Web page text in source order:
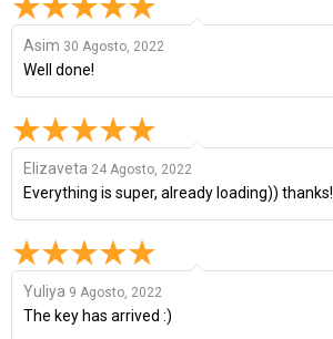
Asim 30 Agosto, 2022
Well done!
Elizaveta 24 Agosto, 2022
Everything is super, already loading)) thanks!
Yuliya 9 Agosto, 2022
The key has arrived :)